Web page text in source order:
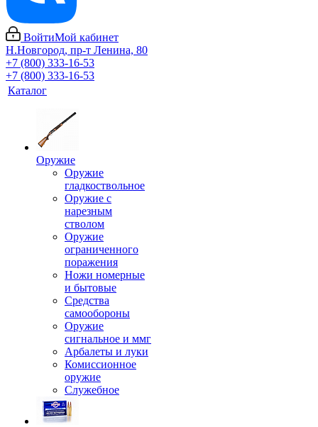
ВойтиМой кабинет
Н.Новгород, пр-т Ленина, 80
+7 (800) 333-16-53
+7 (800) 333-16-53
Каталог
Оружие
Оружие
гладкоствольное
Оружие с
нарезным
стволом
Оружие
ограниченного
поражения
Ножи номерные
и бытовые
Средства
самообороны
Оружие
сигнальное и ммг
Арбалеты и луки
Комиссионное
оружие
Служебное